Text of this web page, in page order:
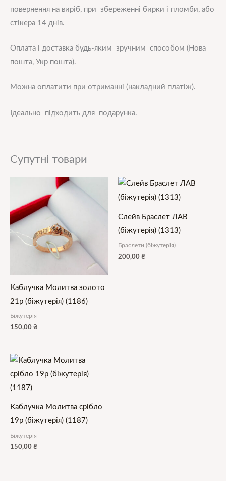
повернення на виріб, при збереженні бирки і пломби, або
стікера 14 днів.
Оплата і доставка будь-яким зручним способом (Нова
пошта, Укр пошта).
Можна оплатити при отриманні (накладний платіж).
Ідеально підходить для подарунка.
Супутні товари
Каблучка Молитва золото
21р (біжутерія) (1186)
Біжутерія
150,00 ₴
Слейв Браслет ЛАВ
(біжутерія) (1313)
Браслети (біжутерія)
200,00 ₴
Каблучка Молитва срібло
19р (біжутерія) (1187)
Біжутерія
150,00 ₴